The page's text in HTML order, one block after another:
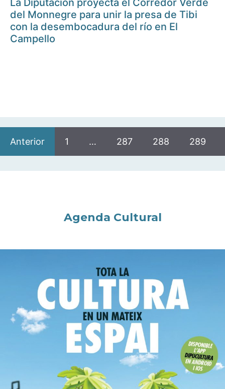
La Diputación proyecta el Corredor Verde
del Monnegre para unir la presa de Tibi
con la desembocadura del río en El
Campello
Anterior 1 … 287 288 289
Agenda Cultural